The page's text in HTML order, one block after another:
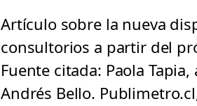
Artículo sobre la nueva
consultorios a partir del
Fuente citada: Paola
Andrés Bello.